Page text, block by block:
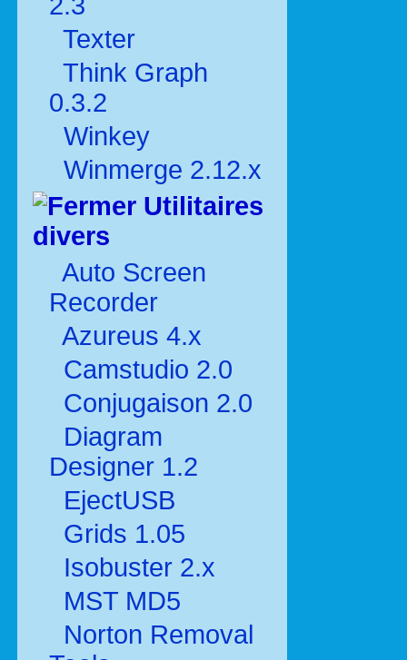
Texter
Think Graph
0.3.2
Winkey
Winmerge 2.12.x
Utilitaires
divers
Auto Screen
Recorder
Azureus 4.x
Camstudio 2.0
Conjugaison 2.0
Diagram
Designer 1.2
EjectUSB
Grids 1.05
Isobuster 2.x
MST MD5
Norton Removal